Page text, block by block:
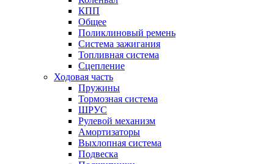
КПП
Общее
Поликлиновый ремень
Система зажигания
Топливная система
Сцепление
Ходовая часть
Пружины
Тормозная система
ШРУС
Рулевой механизм
Амортизаторы
Выхлопная система
Подвеска